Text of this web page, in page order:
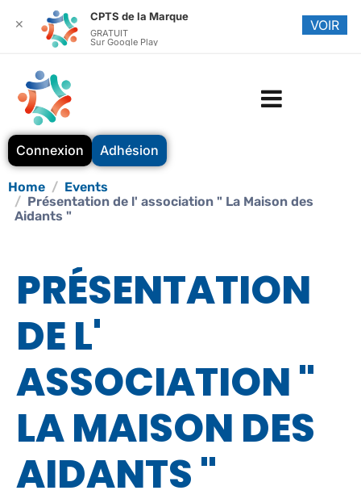
Connexion Adhésion
Home
Events
Présentation de l' association " La Maison des
Aidants "
PRÉSENTATION
DE L'
ASSOCIATION "
LA MAISON DES
AIDANTS "
✕
CPTS de la Marque
GRATUIT
Sur Google Play
VOIR